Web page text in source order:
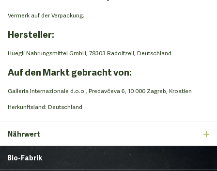
Vermerk auf der Verpackung.
Hersteller:
Huegli Nahrungsmittel GmbH, 78303 Radolfzell, Deutschland
Auf den Markt gebracht von:
Galleria Internazionale d.o.o., Predavčeva 6, 10 000 Zagreb, Kroatien
Herkunftsland: Deutschland
Nährwert
Bio-Fabrik